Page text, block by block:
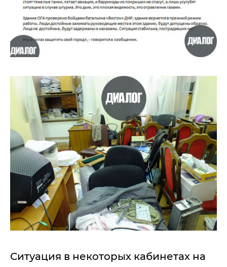
Ситуация в некоторых кабинетах на